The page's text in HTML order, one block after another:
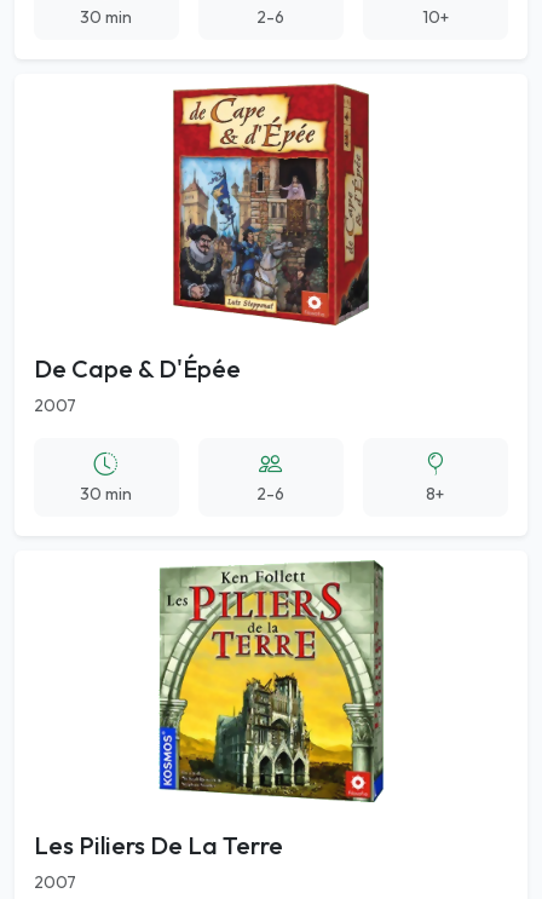
30 min 2-6 10+
De Cape & D'Épée
2007
30 min 2-6 8+
Les Piliers De La Terre
2007